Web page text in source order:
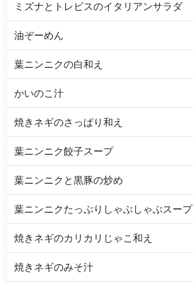
ミズナとトレビスのイタリアンサラダ
油ぞーめん
葉ニンニクの白和え
かいのこ汁
焼きネギのさっぱり和え
葉ニンニク餃子スープ
葉ニンニクと黒豚の炒め
葉ニンニクたっぷりしゃぶしゃぶスープ
焼きネギのカリカリじゃこ和え
焼きネギのみそ汁